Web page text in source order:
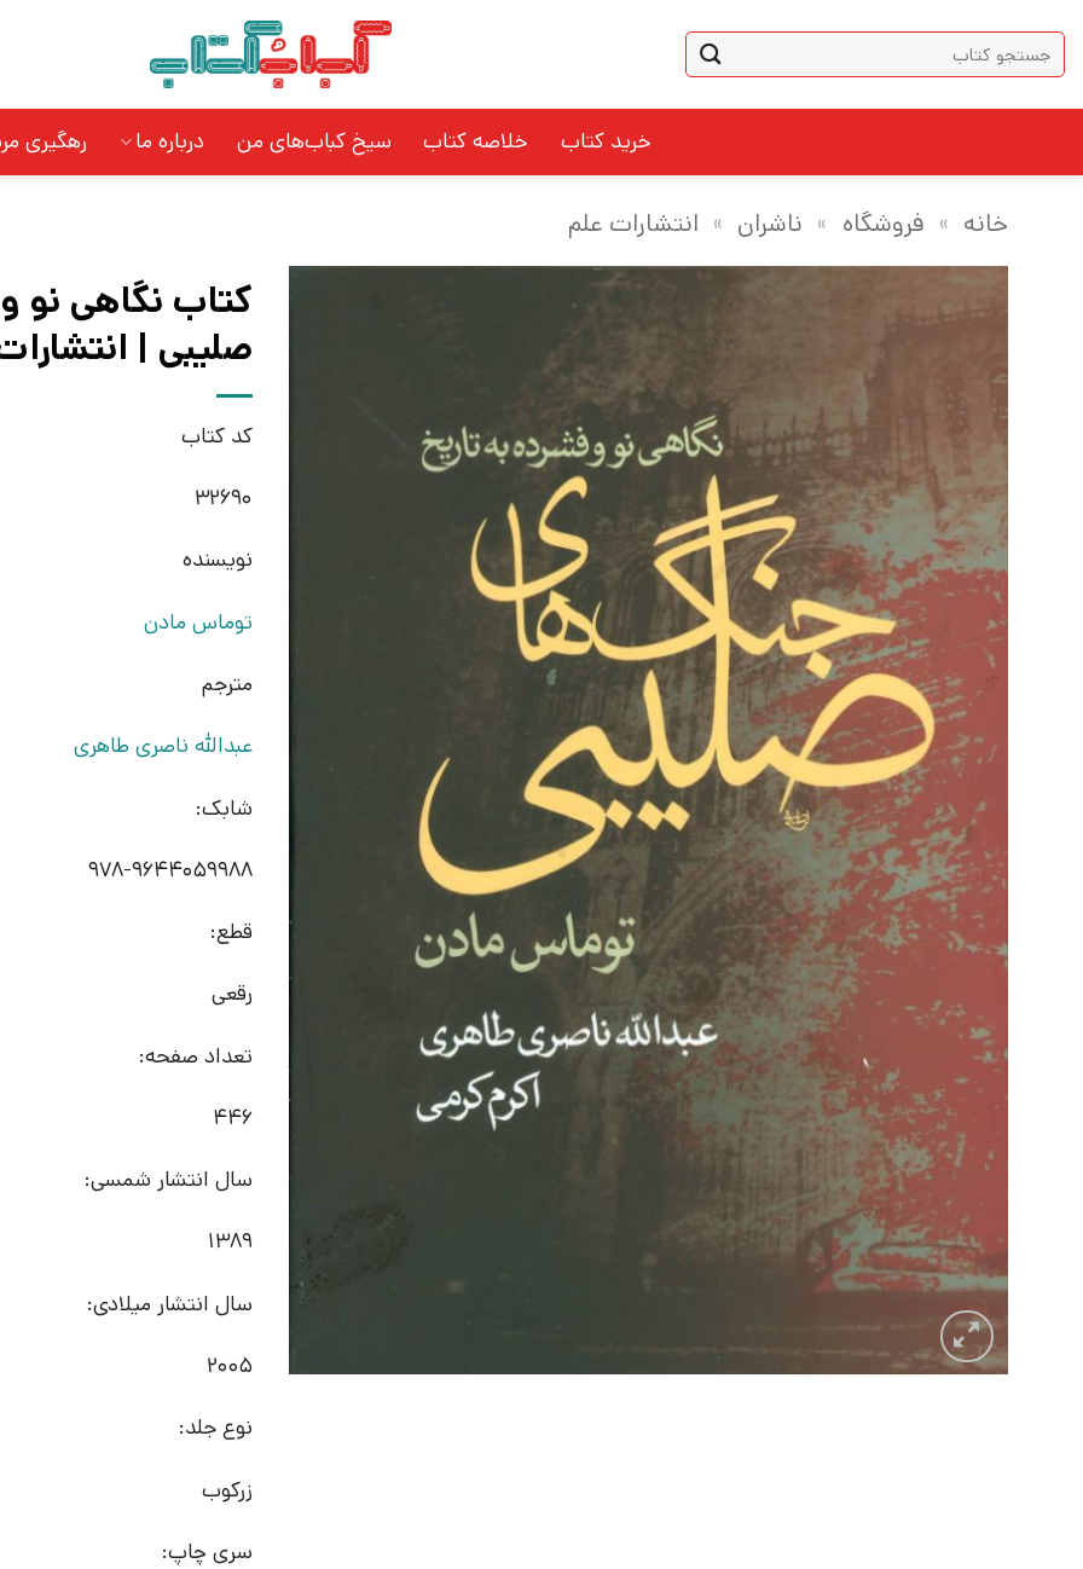
content
جستجو
برای:
خرید کتاب خلاصه کتاب سیخ کباب‌های من درباره ما رهگیری
خانه » فروشگاه » ناشران » انتشارات علم
کتاب نگاهی نو
صلیبی |
کد کتاب
32690
نویسنده
توماس مادن
مترجم
عبدالله ناصری طاهری
شابک:
978-9644059988
قطع:
رقعی
تعداد صفحه:
446
سال انتشار شمسی:
1389
سال انتشار میلادی:
2005
نوع جلد:
زرکوب
سری چاپ: